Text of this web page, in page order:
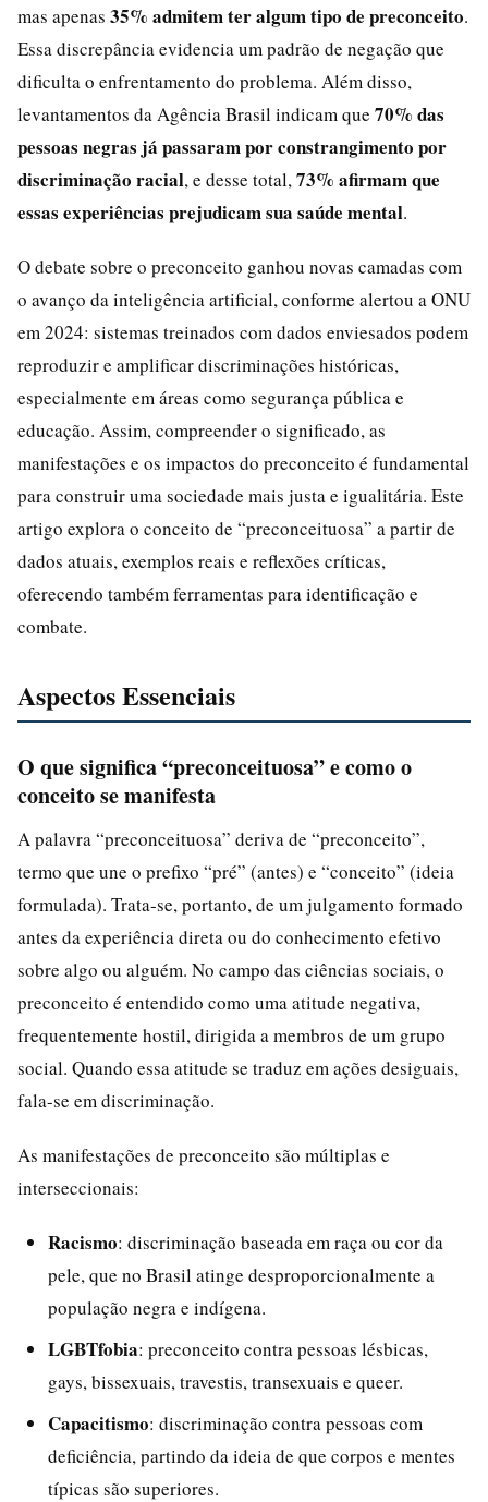
mas apenas 35% admitem ter algum tipo de preconceito.
Essa discrepância evidencia um padrão de negação que
dificulta o enfrentamento do problema. Além disso,
levantamentos da Agência Brasil indicam que 70% das
pessoas negras já passaram por constrangimento por
discriminação racial, e desse total, 73% afirmam que
essas experiências prejudicam sua saúde mental.
O debate sobre o preconceito ganhou novas camadas com
o avanço da inteligência artificial, conforme alertou a ONU
em 2024: sistemas treinados com dados enviesados podem
reproduzir e amplificar discriminações históricas,
especialmente em áreas como segurança pública e
educação. Assim, compreender o significado, as
manifestações e os impactos do preconceito é fundamental
para construir uma sociedade mais justa e igualitária. Este
artigo explora o conceito de “preconceituosa” a partir de
dados atuais, exemplos reais e reflexões críticas,
oferecendo também ferramentas para identificação e
combate.
Aspectos Essenciais
O que significa “preconceituosa” e como o
conceito se manifesta
A palavra “preconceituosa” deriva de “preconceito”,
termo que une o prefixo “pré” (antes) e “conceito” (ideia
formulada). Trata-se, portanto, de um julgamento formado
antes da experiência direta ou do conhecimento efetivo
sobre algo ou alguém. No campo das ciências sociais, o
preconceito é entendido como uma atitude negativa,
frequentemente hostil, dirigida a membros de um grupo
social. Quando essa atitude se traduz em ações desiguais,
fala-se em discriminação.
As manifestações de preconceito são múltiplas e
interseccionais:
Racismo: discriminação baseada em raça ou cor da
pele, que no Brasil atinge desproporcionalmente a
população negra e indígena.
LGBTfobia: preconceito contra pessoas lésbicas,
gays, bissexuais, travestis, transexuais e queer.
Capacitismo: discriminação contra pessoas com
deficiência, partindo da ideia de que corpos e mentes
típicas são superiores.